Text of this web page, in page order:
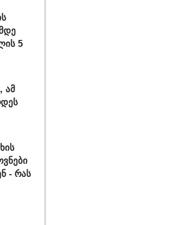
5
ამ
- რას